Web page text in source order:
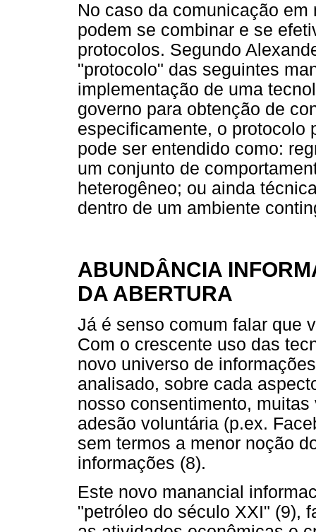
No caso da comunicação
podem se combinar e se
protocolos. Segundo
"protocolo" das seguintes
implementação de uma
governo para obtenção de
especificamente, o protocolo
pode ser entendido como:
um conjunto de
heterogêneo; ou ainda
dentro de um ambiente
ABUNDÂNCIA
DA ABERTURA
Já é senso comum falar que
Com o crescente uso das
novo universo de
analisado, sobre cada
nosso consentimento,
adesão voluntária (p.ex.
sem termos a menor noção
informações (8).
Este novo manancial
"petróleo do século XXI" (9),